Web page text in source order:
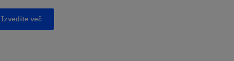
Izvedite več